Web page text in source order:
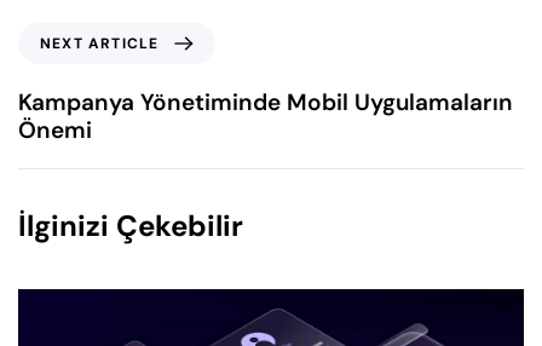
NEXT ARTICLE
Kampanya Yönetiminde Mobil Uygulamaların
Önemi
İlginizi Çekebilir